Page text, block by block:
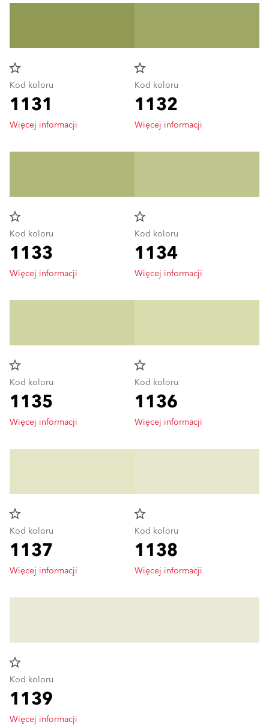
star_border
Kod koloru
1131
Więcej informacji
star_border
Kod koloru
1132
Więcej informacji
star_border
Kod koloru
1133
Więcej informacji
star_border
Kod koloru
1134
Więcej informacji
star_border
Kod koloru
1135
Więcej informacji
star_border
Kod koloru
1136
Więcej informacji
star_border
Kod koloru
1137
Więcej informacji
star_border
Kod koloru
1138
Więcej informacji
star_border
Kod koloru
1139
Więcej informacji